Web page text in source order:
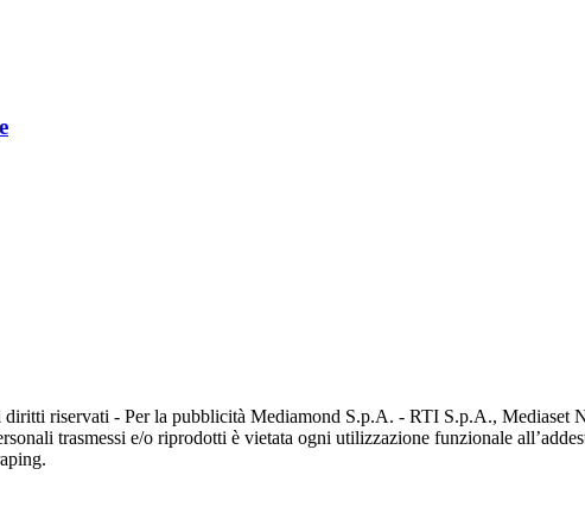
riservati - Per la pubblicità Mediamond S.p.A. - RTI S.p.A., Mediaset
trasmessi e/o riprodotti è vietata ogni utilizzazione funzionale